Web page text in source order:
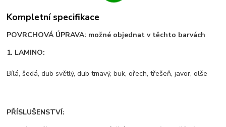
Kompletní specifikace
POVRCHOVÁ ÚPRAVA: možné objednat v těchto barvách
1. LAMINO:
Bílá, šedá, dub světlý, dub tmavý, buk, ořech, třešeň, javor, olše
PŘÍSLUŠENSTVÍ: